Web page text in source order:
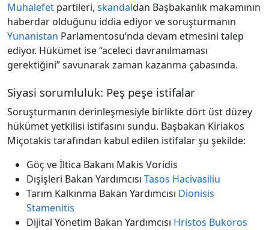
Muhalefet partileri, skandaldan Başbakanlık makamının
haberdar olduğunu iddia ediyor ve soruşturmanın
Yunanistan Parlamentosu’nda devam etmesini talep
ediyor. Hükümet ise “aceleci davranılmaması
gerektiğini” savunarak zaman kazanma çabasında.
Siyasi sorumluluk: Peş peşe istifalar
Soruşturmanın derinleşmesiyle birlikte dört üst düzey
hükümet yetkilisi istifasını sundu. Başbakan Kiriakos
Miçotakis tarafından kabul edilen istifalar şu şekilde:
Göç ve İltica Bakanı Makis Voridis
Dışişleri Bakan Yardımcısı Tasos Hacivasiliu
Tarım Kalkınma Bakan Yardımcısı Dionisis
Stamenitis
Dijital Yönetim Bakan Yardımcısı Hristos Bukoros